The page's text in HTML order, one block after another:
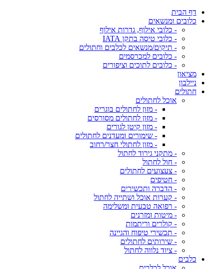
דף הבית
כלובים ומנשאים
- כלובי אילוף, גדרות אילוף
- כלובי טיסה בתקן IATA
- תיקים/מנשאים לכלבים וחתולים
- כלובים למכרסמים
- כלובים לתוכים וציפורים
מציאון
ניילבון
חתולים
אוכל לחתולים
- מזון לחתולים בוגרים
- מזון לחתולים מסורסים
- מזון קיטן לגורים
- שימורים ומעדנים לחתולים
- מזון לחתולי חצר/רחוב
- מתקני גירוד לחתול
- חול לחתול
- צעצועים לחתולים
- חטיפים
- הדברה ותכשירים
- קערות אוכל ושתייה לחתול
- רפואה טבעית ומשלימה
- מיטות ומזרנים
- קולרים וריתמות
- תכשירי טיפוח והגיינה
- שירותים לחתולים
- ציוד נלווה לחתול
כלבים